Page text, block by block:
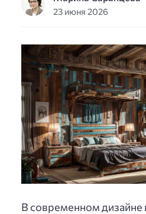
23 июня 2026
В современном дизайне